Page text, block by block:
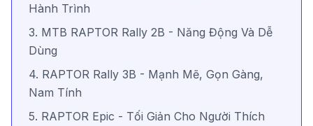
Hành Trình
3. MTB RAPTOR Rally 2B - Năng Động Và Dễ
Dùng
4. RAPTOR Rally 3B - Mạnh Mẽ, Gọn Gàng,
Nam Tính
5. RAPTOR Epic - Tối Giản Cho Người Thích